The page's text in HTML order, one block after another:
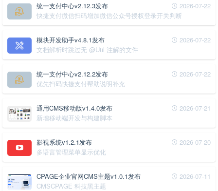
2026-07-22
统一支付中心v2.12.3发布
快捷支付微信扫码增加微信公众号授权登录开关判断
2026-07-22
模块开发助手v4.8.1发布
文档解析时跳过无 @Util 注解的文件
2026-07-22
统一支付中心v2.12.2发布
优先扫码快捷支付帮助说明补充
2026-07-21
通用CMS移动版v1.4.0发布
新增移动端开发与构建脚本
2026-07-20
影视系统v1.2.1发布
多语言管理菜单显示优化
2026-07-11
CPAGE企业官网CMS主题v1.0.1发布
CMSCPAGE 科技黑主题